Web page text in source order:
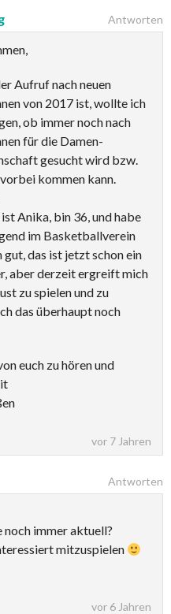
vor 7 Jahren
Aufruf nach neuen
von 2017 ist, wollte ich
ob immer noch nach
für die Damen-
gesucht wird bzw.
kommen kann.
Anika, bin 36, und habe
im Basketballverein
gut, das ist jetzt schon ein
aber derzeit ergreift mich
zu spielen und zu
das überhaupt noch
euch zu hören und
Antworten
vor 6 Jahren
noch immer aktuell?
mitzuspielen
Antworten